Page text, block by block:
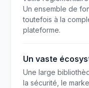
Un ensemble de
toutefois à la
plateforme.
Un vaste
Une large
la sécurité, le